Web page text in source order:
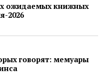
ожидаемых книжных
2026
говорят: мемуары